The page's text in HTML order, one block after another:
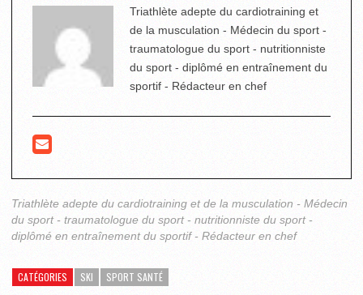
Triathlète adepte du cardiotraining et
de la musculation - Médecin du sport -
traumatologue du sport - nutritionniste
du sport - diplômé en entraînement du
sportif - Rédacteur en chef
Triathlète adepte du cardiotraining et de la musculation - Médecin
du sport - traumatologue du sport - nutritionniste du sport -
diplômé en entraînement du sportif - Rédacteur en chef
CATÉGORIES SKI SPORT SANTÉ